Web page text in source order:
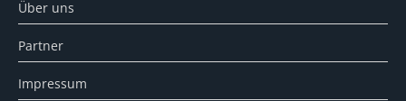
Über uns
Partner
Impressum